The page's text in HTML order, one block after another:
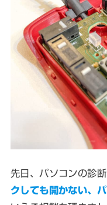
先日、パソコンの診
クしても開かない、